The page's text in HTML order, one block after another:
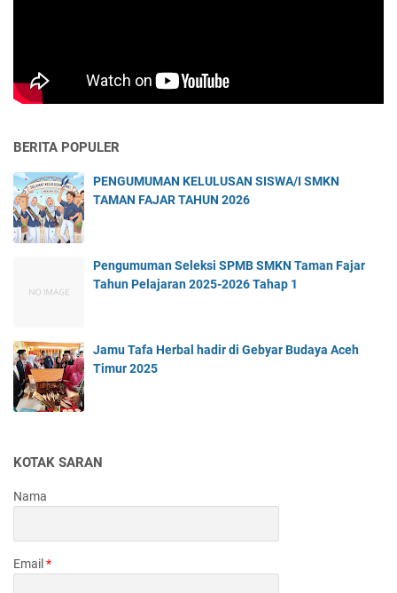
BERITA POPULER
PENGUMUMAN KELULUSAN SISWA/I SMKN
TAMAN FAJAR TAHUN 2026
Pengumuman Seleksi SPMB SMKN Taman Fajar
Tahun Pelajaran 2025-2026 Tahap 1
Jamu Tafa Herbal hadir di Gebyar Budaya Aceh
Timur 2025
KOTAK SARAN
Nama
Email *